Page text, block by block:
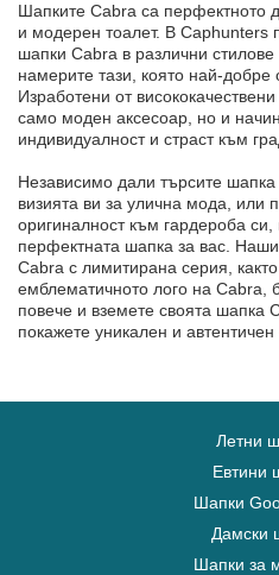
Шапките Cabra са перфектното
и модерен тоалет. В Caphunters
шапки Cabra в различни
намерите тази, която най-добре
Изработени от
само моден аксесоар, но и
индивидуалност и страст към
Независимо дали търсите
визията ви за улична мода, или
оригиналност към гардероба
перфектната шапка за вас.
Cabra с лимитирана серия,
емблематичното лого на Cabra,
повече и вземете своята шапка
покажете уникален и автентичен
Летни
Евтини
Шапки
Дамски
Шапки за